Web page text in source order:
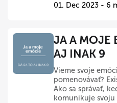
01. Dec 2023 - 6
JA A MOJE
AJ INAK 9
Vieme svoje
pomenovávať?
Ako sa správať,
komunikuje